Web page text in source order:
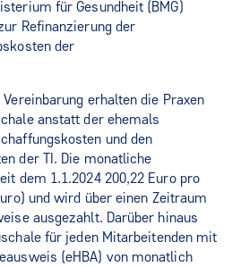
für Gesundheit (BMG)
Refinanzierung der
der
erhalten die Praxen
anstatt der ehemals
und den
der TI. Die monatliche
dem 1.1.2024 200,22 Euro pro
und wird über einen Zeitraum
ausgezahlt. Darüber hinaus
für jeden Mitarbeitenden mit
(eHBA) von monatlich